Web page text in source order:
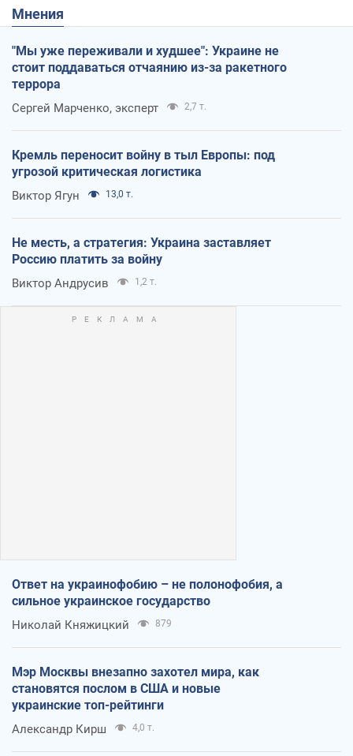
Мнения
"Мы уже переживали и худшее": Украине не
стоит поддаваться отчаянию из-за ракетного
террора
Сергей Марченко, эксперт 2,7 т.
Кремль переносит войну в тыл Европы: под
угрозой критическая логистика
Виктор Ягун 13,0 т.
Не месть, а стратегия: Украина заставляет
Россию платить за войну
Виктор Андрусив 1,2 т.
Ответ на украинофобию – не полонофобия, а
сильное украинское государство
Николай Княжицкий 879
Мэр Москвы внезапно захотел мира, как
становятся послом в США и новые
украинские топ-рейтинги
Александр Кирш 4,0 т.